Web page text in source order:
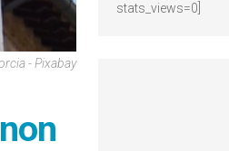
- Pixabay
stats_views=0]